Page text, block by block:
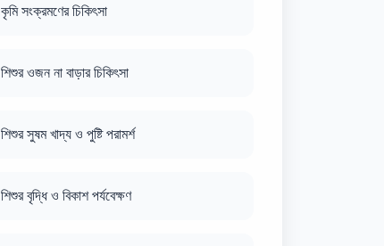
কৃমি সংক্রমণের চিকিৎসা
শিশুর ওজন না বাড়ার চিকিৎসা
শিশুর সুষম খাদ্য ও পুষ্টি পরামর্শ
শিশুর বৃদ্ধি ও বিকাশ পর্যবেক্ষণ